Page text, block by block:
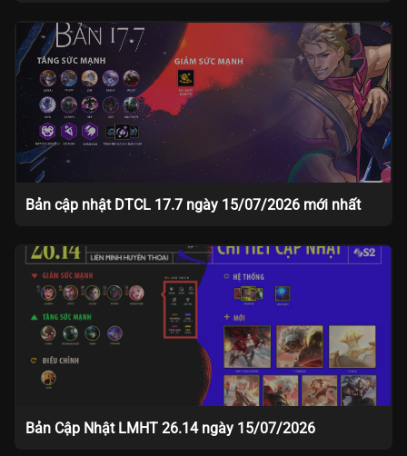
Bản cập nhật DTCL 17.7 ngày 15/07/2026 mới nhất
Bản Cập Nhật LMHT 26.14 ngày 15/07/2026